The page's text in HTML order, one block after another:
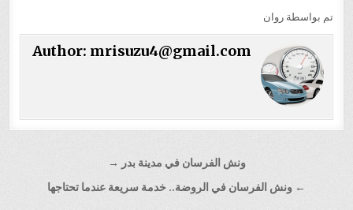
تم بواسطة روان
Author: mrisuzu4@gmail.com
المقالات
ونش الفرسان في مدينة بدر →
← ونش الفرسان في الروضة.. خدمة سريعة عندما تحتاجها